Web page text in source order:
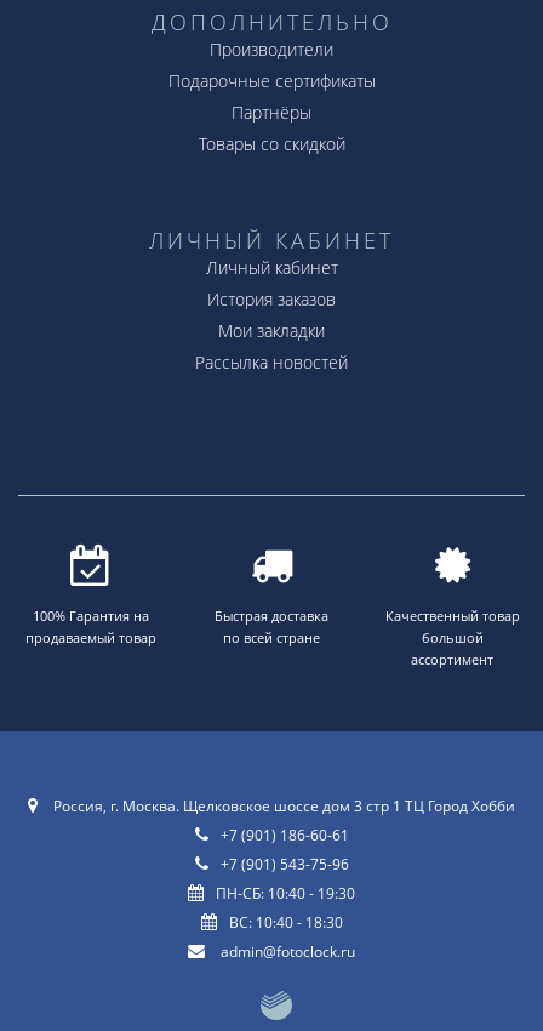
ДОПОЛНИТЕЛЬНО
Производители
Подарочные сертификаты
Партнёры
Товары со скидкой
ЛИЧНЫЙ КАБИНЕТ
Личный кабинет
История заказов
Мои закладки
Рассылка новостей
100% Гарантия на
продаваемый товар
Быстрая доставка
по всей стране
Качественный товар
большой
ассортимент
Россия, г. Москва. Щелковское шоссе дом 3 стр 1 ТЦ Город Хобби
+7 (901) 186-60-61
+7 (901) 543-75-96
ПН-СБ: 10:40 - 19:30
ВС: 10:40 - 18:30
admin@fotoclock.ru